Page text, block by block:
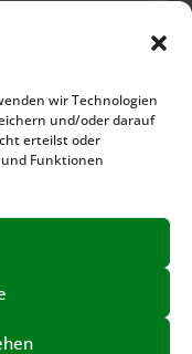
wir Technologien
und/oder darauf
erteilst oder
Funktionen
du?